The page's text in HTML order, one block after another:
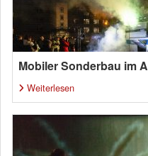
Mobiler Sonderbau im
Weiterlesen